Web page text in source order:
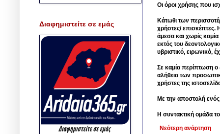
Οι όροι χρήσης που
Κάτωθι των
χρήστες/ επισκέπτες.
άμεσα και χωρίς
εκτός του
υβριστικό, ειρωνικό,
Σε καμία περίπτωση ο
αλήθεια των
χρήστες της
Με την αποστολή
Η συντακτική ομάδα
Νεότερη ανάρτηση
Διαφημιστείτε σε εμάς